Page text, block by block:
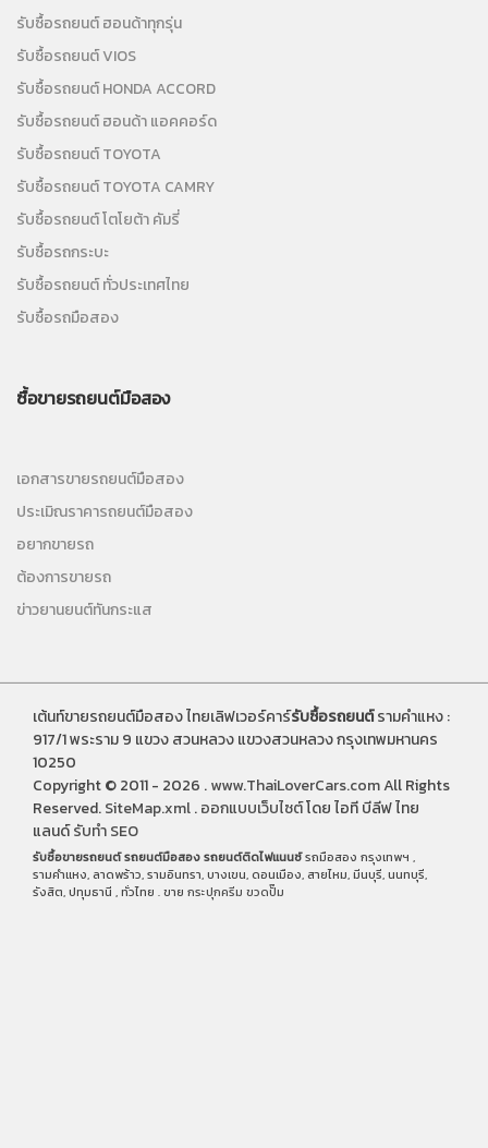
รับซื้อรถยนต์ ฮอนด้าทุกรุ่น
รับซื้อรถยนต์ VIOS
รับซื้อรถยนต์ HONDA ACCORD
รับซื้อรถยนต์ ฮอนด้า แอคคอร์ด
รับซื้อรถยนต์ TOYOTA
รับซื้อรถยนต์ TOYOTA CAMRY
รับซื้อรถยนต์ โตโยต้า คัมรี่
รับซื้อรถกระบะ
รับซื้อรถยนต์ ทั่วประเทศไทย
รับซื้อรถมือสอง
ซื้อขายรถยนต์มือสอง
เอกสารขายรถยนต์มือสอง
ประเมิณราคารถยนต์มือสอง
อยากขายรถ
ต้องการขายรถ
ข่าวยานยนต์ทันกระแส
เต้นท์ขายรถยนต์มือสอง ไทยเลิฟเวอร์คาร์รับซื้อรถยนต์รามคำแหง :
917/1 พระราม 9 แขวง สวนหลวง แขวงสวนหลวง กรุงเทพมหานคร
10250
Copyright © 2011 - 2026 .www.ThaiLoverCars.comAll Rights
Reserved.SiteMap.xml.ออกแบบเว็บไซต์โดย ไอที บีลีฟ ไทย
แลนด์รับทำ SEO
รับซื้อขายรถยนต์รถยนต์มือสองรถยนต์ติดไฟแนนซ์รถมือสอง กรุงเทพฯ ,
รามคำแหง, ลาดพร้าว, รามอินทรา, บางเขน, ดอนเมือง, สายไหม, มีนบุรี, นนทบุรี,
รังสิต, ปทุมธานี , ทั่วไทย . ขาย กระปุกครีม ขวดปั๊ม